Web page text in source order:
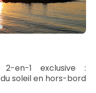
2-en-1 exclusive :
soleil en hors-bord